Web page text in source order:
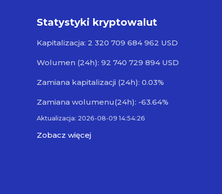
Statystyki kryptowalut
Kapitalizacja: 2 320 709 684 962 USD
Wolumen (24h): 92 740 729 894 USD
Zamiana kapitalizacji (24h): 0.03%
Zamiana wolumenu(24h): -63.64%
Aktualizacja: 2026-08-09 14:54:26
Zobacz więcej